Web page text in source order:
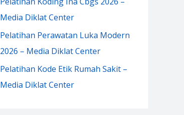
Media Diklat Center
Pelatihan Perawatan Luka Modern
2026 – Media Diklat Center
Pelatihan Kode Etik Rumah Sakit –
Media Diklat Center